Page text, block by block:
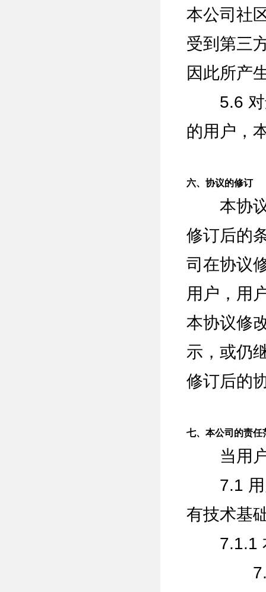
本公司社
受到第三
因此所产
5.6 对违
的用户，
六、协议的修订
本协议
修订后的
司在协议
用户，用
本协议修
示，或仍
修订后的
七、本公司的责任
当用户
7.1 用户
有技术基
7.1.1 本
7.1.2